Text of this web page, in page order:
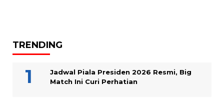
TRENDING
Jadwal Piala Presiden 2026 Resmi, Big
Match Ini Curi Perhatian